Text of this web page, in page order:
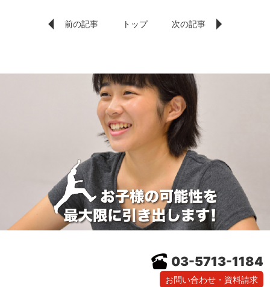
前の記事 トップ 次の記事
03-5713-1184
お問い合わせ・資料請求